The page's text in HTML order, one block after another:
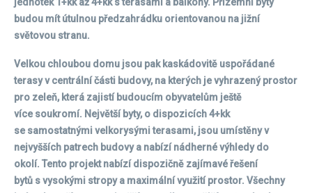
budou mít útulnou předzahrádku orientovanou na jižní
světovou stranu.
Velkou chloubou domu jsou pak kaskádovitě uspořádané
terasy v centrální části budovy, na kterých je vyhrazený prostor
pro zeleň, která zajistí budoucím obyvatelům ještě
více soukromí. Největší byty, o dispozicích 4+kk
se samostatnými velkorysými terasami, jsou umístěny v
nejvyšších patrech budovy a nabízí nádherné výhledy do
okolí. Tento projekt nabízí dispozičně zajímavé řešení
bytů s vysokými stropy a maximální využití prostor. Všechny